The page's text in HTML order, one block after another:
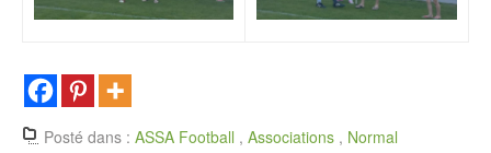
Posté dans : ASSA Football , Associations , Normal